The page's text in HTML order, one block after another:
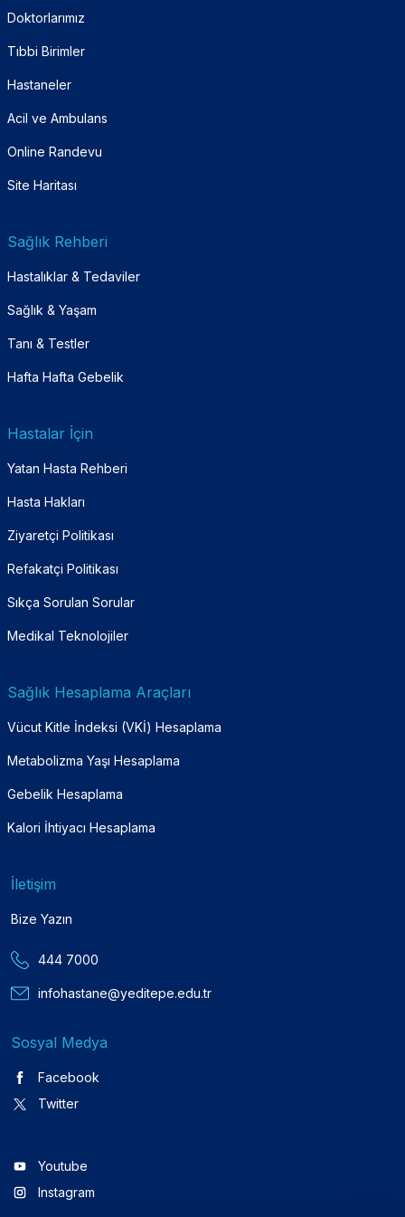
Doktorlarımız
Tıbbi Birimler
Hastaneler
Acil ve Ambulans
Online Randevu
Site Haritası
Sağlık Rehberi
Hastalıklar & Tedaviler
Sağlık & Yaşam
Tanı & Testler
Hafta Hafta Gebelik
Hastalar İçin
Yatan Hasta Rehberi
Hasta Hakları
Ziyaretçi Politikası
Refakatçi Politikası
Sıkça Sorulan Sorular
Medikal Teknolojiler
Sağlık Hesaplama Araçları
Vücut Kitle İndeksi (VKİ) Hesaplama
Metabolizma Yaşı Hesaplama
Gebelik Hesaplama
Kalori İhtiyacı Hesaplama
İletişim
Bize Yazın
444 7000
infohastane@yeditepe.edu.tr
Sosyal Medya
Facebook
Twitter
Youtube
Instagram